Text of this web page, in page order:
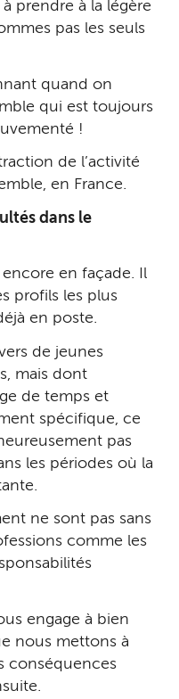
prendre à la légère
pas les seuls
quand on
qui est toujours
!
de l’activité
en France.
dans le
en façade. Il
profils les plus
en poste.
de jeunes
mais dont
de temps et
spécifique, ce
pas
les périodes où la
ne sont pas sans
comme les
engage à bien
nous mettons à
conséquences